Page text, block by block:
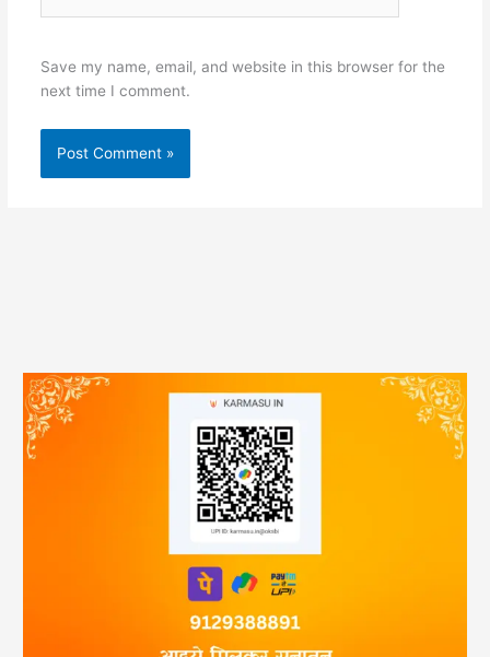
Save my name, email, and website in this browser for the
next time I comment.